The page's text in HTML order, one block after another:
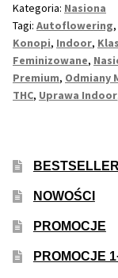
Regularne
Przewaga Indica
Przewaga Sativa
50% Indica i 50%
Mix Paczki i
Kategoria: Nasiona
Tagi: Autoflowering,
Konopi, Indoor,
Feminizowane,
Premium, Odmiany
THC, Uprawa Indoor
NOWOŚCI
PROMOCJE
PROMOCJE